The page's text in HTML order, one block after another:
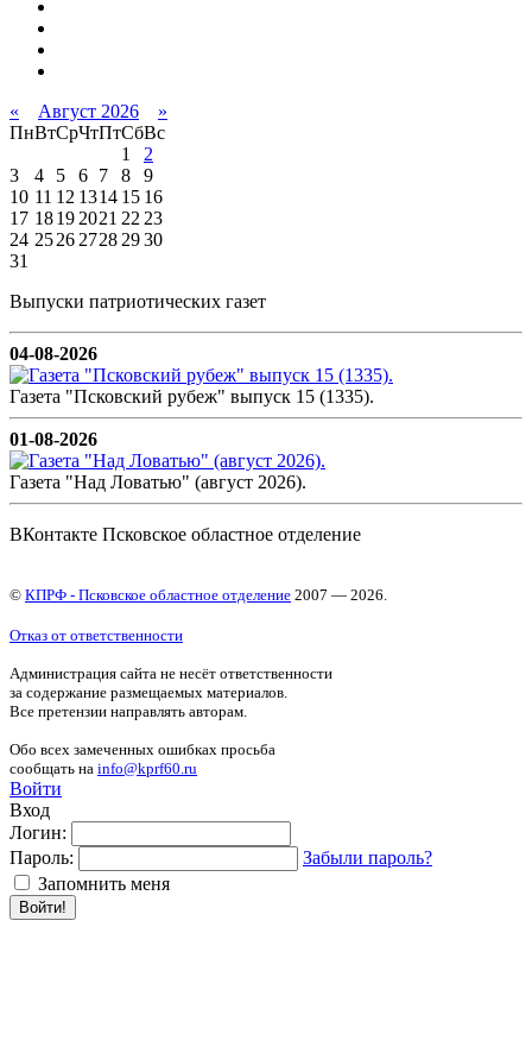
« Август 2026
»
ПнВтСрЧтПтСбВс
1
2
3
4 5 6 7 8
9
10 11 12 1314 15 16
17 18192021 2223
24 252627282930
31
Выпуски патриотических газет
04-08-2026
Газета "Псковский рубеж" выпуск 15 (1335).
01-08-2026
Газета "Над Ловатью" (август 2026).
ВКонтакте Псковское областное отделение
© КПРФ - Псковское областное отделение 2007 — 2026.
Отказ от ответственности
Администрация сайта не несёт ответственности
за содержание размещаемых материалов.
Все претензии направлять авторам.
Обо всех замеченных ошибках просьба
сообщать на info@kprf60.ru
Войти
Вход
Логин:
Пароль:
Забыли пароль?
Запомнить меня